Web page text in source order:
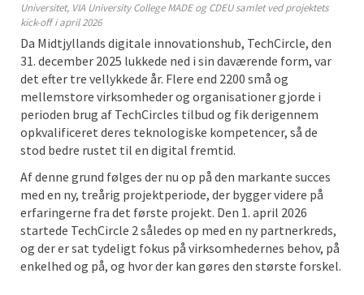
Universitet, VIA University College MADE og CDEU samlet ved projektets
kick-off i april 2026
Da Midtjyllands digitale innovationshub, TechCircle, den
31. december 2025 lukkede ned i sin daværende form, var
det efter tre vellykkede år. Flere end 2200 små og
mellemstore virksomheder og organisationer gjorde i
perioden brug af TechCircles tilbud og fik derigennem
opkvalificeret deres teknologiske kompetencer, så de
stod bedre rustet til en digital fremtid.
Af denne grund følges der nu op på den markante succes
med en ny, treårig projektperiode, der bygger videre på
erfaringerne fra det første projekt. Den 1. april 2026
startede TechCircle 2 således op med en ny partnerkreds,
og der er sat tydeligt fokus på virksomhedernes behov, på
enkelhed og på, og hvor der kan gøres den største forskel.